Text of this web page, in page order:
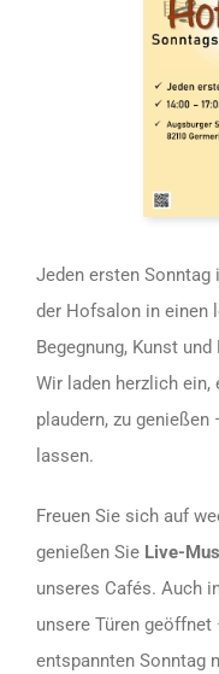
Jeden ersten
der Hofsalon in einen
Begegnung, Kunst
Wir laden herzlich
plaudern, zu
lassen.
Freuen Sie sich auf
genießen Sie Live-
unseres Cafés. Auch
unsere Türen
entspannten Sonntag